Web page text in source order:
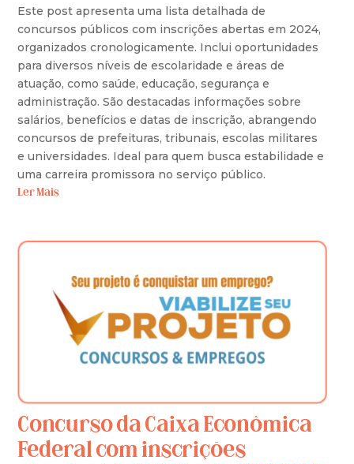
Este post apresenta uma lista detalhada de
concursos públicos com inscrições abertas em 2024,
organizados cronologicamente. Inclui oportunidades
para diversos níveis de escolaridade e áreas de
atuação, como saúde, educação, segurança e
administração. São destacadas informações sobre
salários, benefícios e datas de inscrição, abrangendo
concursos de prefeituras, tribunais, escolas militares
e universidades. Ideal para quem busca estabilidade e
uma carreira promissora no serviço público.
Ler Mais
Concurso da Caixa Econômica
Federal com inscrições